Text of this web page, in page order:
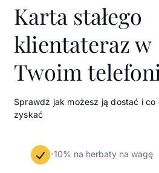
Karta stałego
klientateraz w
Twoim
Sprawdź jak możesz ją dostać i co
zyskać
-10% na herbaty na wagę